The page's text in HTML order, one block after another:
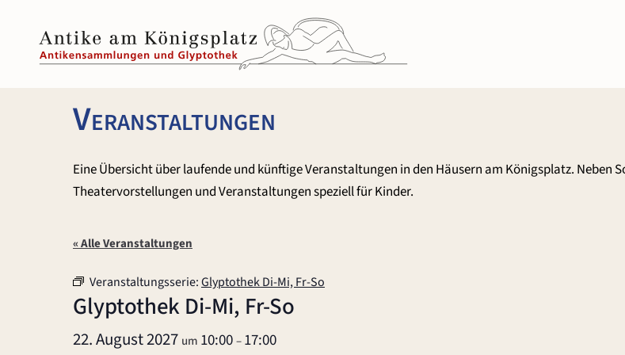
springen
Veranstaltungen
Eine Übersicht über laufende und künftige Veranstaltungen in den Häusern am Königsplatz. Neben
Theatervorstellungen und Veranstaltungen speziell für Kinder.
« Alle Veranstaltungen
Veranstaltungsserie:Glyptothek Di-Mi, Fr-So
Glyptothek Di-Mi, Fr-So
22. August 2027 um 10:00–17:00